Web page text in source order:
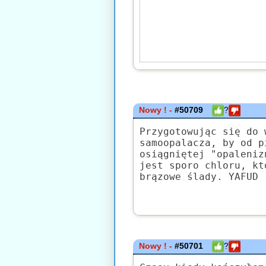
Nowy ! -#50709 ?
Przygotowując się do
samoopalacza, by od
osiągniętej
jest sporo chloru,
brązowe ślady. YAFUD
Nowy ! -#50701 ?